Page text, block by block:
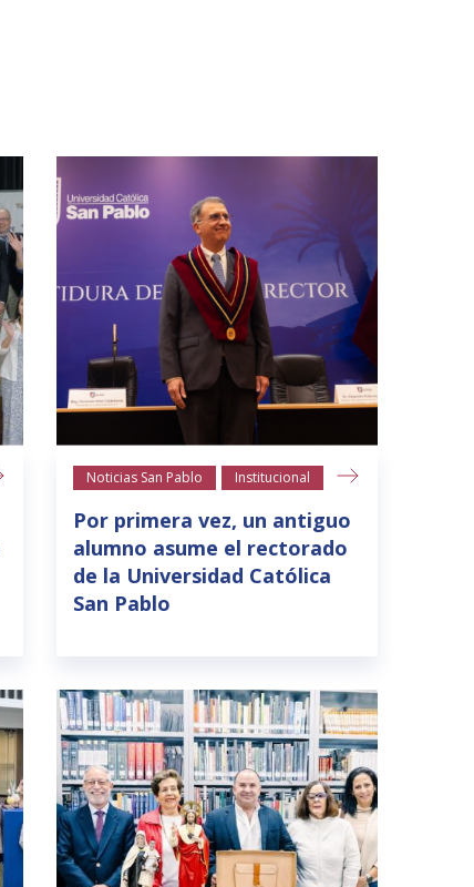
Noticias San Pablo Institucional
Por primera vez, un antiguo
alumno asume el rectorado
de la Universidad Católica
San Pablo